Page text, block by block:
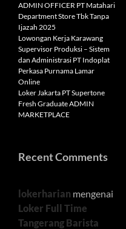
ADMIN OFFICER PT Matahari
Department Store Tbk Tanpa
Ijazah 2025
Lowongan Kerja Karawang
Supervisor Produksi – Sistem
dan Administrasi PT Indoplat
Perkasa Purnama Lamar
Online
Loker Jakarta PT Supertone
Fresh Graduate ADMIN
MARKETPLACE
Recent Comments
lokerharian mengenai
Loker Full Time
Tangerang Barista